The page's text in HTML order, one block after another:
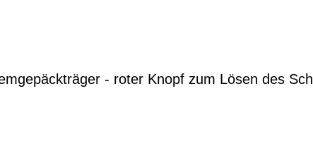
- roter Knopf zum Lösen des